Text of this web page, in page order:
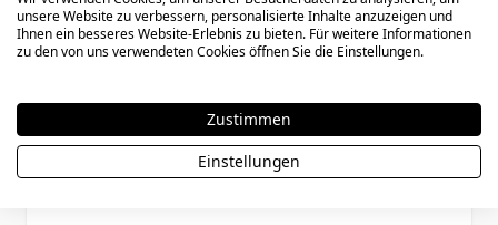
29,90 €
unsere Website zu verbessern, personalisierte Inhalte anzuzeigen und
Ihnen ein besseres Website-Erlebnis zu bieten. Für weitere Informationen
zu den von uns verwendeten Cookies öffnen Sie die Einstellungen.
Zustimmen
Einstellungen